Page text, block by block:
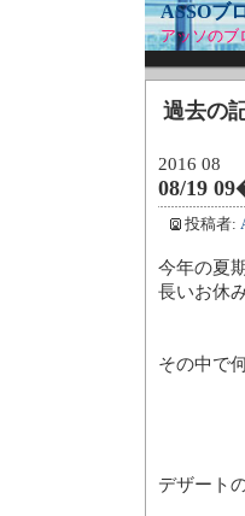
ASSOブ
アッソのブ
過去の
2016 08
08/19
投稿者:
今年の夏
長いお休
その中で
デザート